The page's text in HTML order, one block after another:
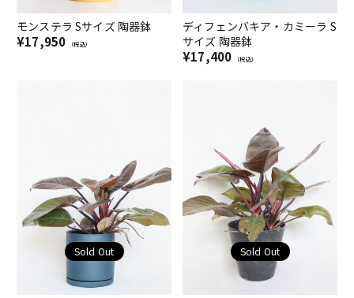
モンステラ Sサイズ 陶器鉢
¥17,950 （税込）
ディフェンバキア・カミーラ S
サイズ 陶器鉢
¥17,400 （税込）
Sold Out Sold Out